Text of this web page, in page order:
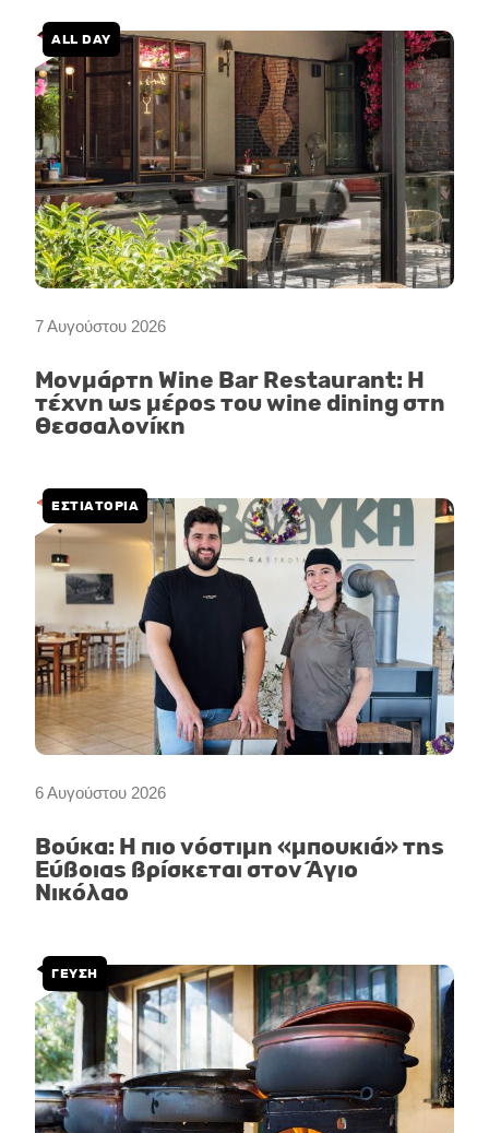
7 Αυγούστου 2026
ALL DAY
Μονμάρτη Wine Bar Restaurant: Η
τέχνη ως μέρος του wine dining στη
Θεσσαλονίκη
6 Αυγούστου 2026
ΕΣΤΙΑΤΟΡΙΑ
Βούκα: Η πιο νόστιμη «μπουκιά» της
Εύβοιας βρίσκεται στον Άγιο
Νικόλαο
ΓΕΥΣΗ